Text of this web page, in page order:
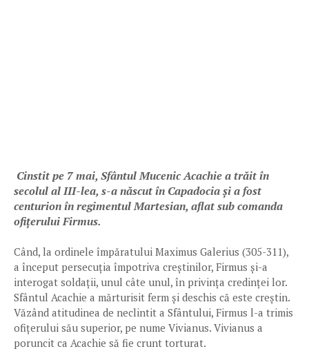
Cinstit pe 7 mai, Sfântul Mucenic Acachie a trăit în
secolul al III-lea, s-a născut în Capadocia și a fost
centurion în regimentul Martesian, aflat sub comanda
ofițerului Firmus.
Când, la ordinele împăratului Maximus Galerius (305-311),
a început persecuția împotriva creștinilor, Firmus și-a
interogat soldații, unul câte unul, în privința credinței lor.
Sfântul Acachie a mărturisit ferm și deschis că este creștin.
Văzând atitudinea de neclintit a Sfântului, Firmus l-a trimis
ofițerului său superior, pe nume Vivianus. Vivianus a
poruncit ca Acachie să fie crunt torturat.